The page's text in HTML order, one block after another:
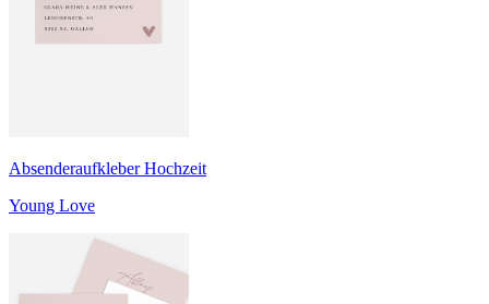
Absenderaufkleber Hochzeit
Young Love